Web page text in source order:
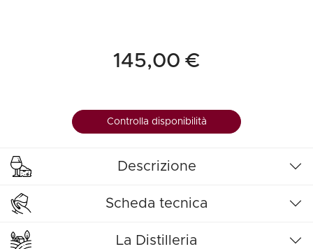
145,00 €
Controlla disponibilità
Descrizione
Scheda tecnica
La Distilleria